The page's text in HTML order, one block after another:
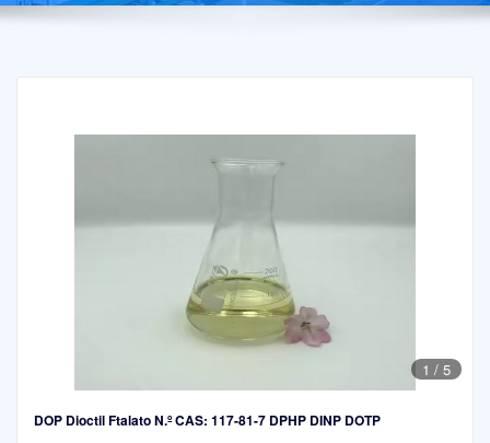
1 / 5
DOP Dioctil Ftalato N.º CAS: 117-81-7 DPHP DINP DOTP